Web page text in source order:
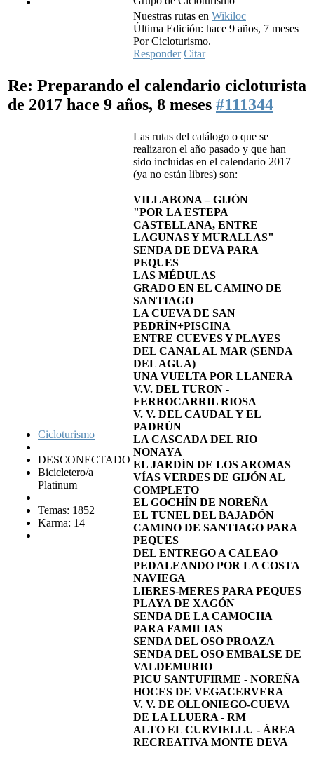
Nuestras rutas en Wikiloc
Última Edición: hace 9 años, 7 meses
Por Cicloturismo.
Responder Citar
Re: Preparando el calendario cicloturista
de 2017 hace 9 años, 8 meses #111344
Cicloturismo
DESCONECTADO
Bicicletero/a
Platinum
Temas: 1852
Karma: 14
Las rutas del catálogo o que se
realizaron el año pasado y que han
sido incluidas en el calendario 2017
(ya no están libres) son:
VILLABONA – GIJÓN
"POR LA ESTEPA
CASTELLANA, ENTRE
LAGUNAS Y MURALLAS"
SENDA DE DEVA PARA
PEQUES
LAS MÉDULAS
GRADO EN EL CAMINO DE
SANTIAGO
LA CUEVA DE SAN
PEDRÍN+PISCINA
ENTRE CUEVES Y PLAYES
DEL CANAL AL MAR (SENDA
DEL AGUA)
UNA VUELTA POR LLANERA
V.V. DEL TURON -
FERROCARRIL RIOSA
V. V. DEL CAUDAL Y EL
PADRÚN
LA CASCADA DEL RIO
NONAYA
EL JARDÍN DE LOS AROMAS
VÍAS VERDES DE GIJÓN AL
COMPLETO
EL GOCHÍN DE NOREÑA
EL TUNEL DEL BAJADÓN
CAMINO DE SANTIAGO PARA
PEQUES
DEL ENTREGO A CALEAO
PEDALEANDO POR LA COSTA
NAVIEGA
LIERES-MERES PARA PEQUES
PLAYA DE XAGÓN
SENDA DE LA CAMOCHA
PARA FAMILIAS
SENDA DEL OSO PROAZA
SENDA DEL OSO EMBALSE DE
VALDEMURIO
PICU SANTUFIRME - NOREÑA
HOCES DE VEGACERVERA
V. V. DE OLLONIEGO-CUEVA
DE LA LLUERA - RM
ALTO EL CURVIELLU - ÁREA
RECREATIVA MONTE DEVA